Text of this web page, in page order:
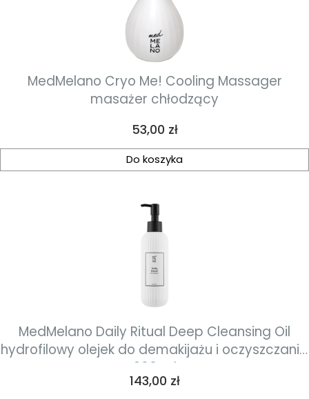
MedMelano Cryo Me! Cooling Massager
masażer chłodzący
Cena
53,00 zł
Do koszyka
MedMelano Daily Ritual Deep Cleansing Oil
hydrofilowy olejek do demakijażu i oczyszczania
200 ml
Cena
143,00 zł